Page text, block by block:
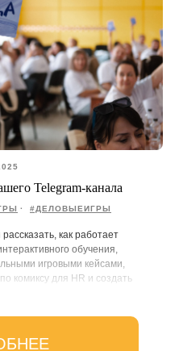
Telegram-канала
#ДЕЛОВЫЕИГРЫ
как работает
обучения,
игровыми кейсами,
комиксу для HR и создать